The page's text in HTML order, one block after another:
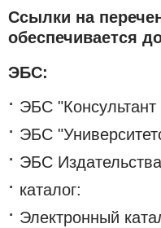
Cсылки на
обеспечивается
ЭБС:
ЭБС "Консультант
ЭБС
ЭБС
каталог:
Электронный